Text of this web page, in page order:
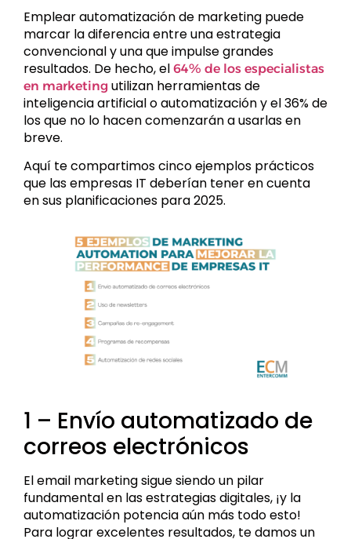
Emplear automatización de marketing puede
marcar la diferencia entre una estrategia
convencional y una que impulse grandes
resultados. De hecho, el 64% de los especialistas
en marketing utilizan herramientas de
inteligencia artificial o automatización y el 36% de
los que no lo hacen comenzarán a usarlas en
breve.
Aquí te compartimos cinco ejemplos prácticos
que las empresas IT deberían tener en cuenta
en sus planificaciones para 2025.
1 – Envío automatizado de
correos electrónicos
El email marketing sigue siendo un pilar
fundamental en las estrategias digitales, ¡y la
automatización potencia aún más todo esto!
Para lograr excelentes resultados, te damos un